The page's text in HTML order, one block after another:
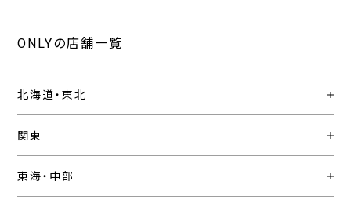
ONLYの店舗一覧
北海道・東北
関東
東海・中部